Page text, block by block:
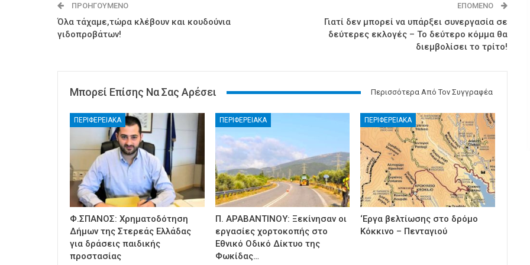
ΠΡΟΗΓΟΎΜΕΝΟ
Όλα τάχαμε,τώρα κλέβουν και κουδούνια
γιδοπροβάτων!
ΕΠΌΜΕΝΟ
Γιατί δεν μπορεί να υπάρξει συνεργασία σε
δεύτερες εκλογές – Το δεύτερο κόμμα θα
διεμβολίσει το τρίτο!
Μπορεί Επίσης Να Σας Αρέσει Περισσότερα Από Τον Συγγραφέα
ΠΕΡΙΦΕΡΕΙΑΚΑ
Φ.ΣΠΑΝΟΣ: Χρηματοδότηση
Δήμων της Στερεάς Ελλάδας
για δράσεις παιδικής
προστασίας
ΠΕΡΙΦΕΡΕΙΑΚΑ
Π. ΑΡΑΒΑΝΤΙΝΟΥ: Ξεκίνησαν οι
εργασίες χορτοκοπής στο
Εθνικό Οδικό Δίκτυο της
Φωκίδας…
ΠΕΡΙΦΕΡΕΙΑΚΑ
‘Εργα βελτίωσης στο δρόμο
Κόκκινο – Πενταγιού